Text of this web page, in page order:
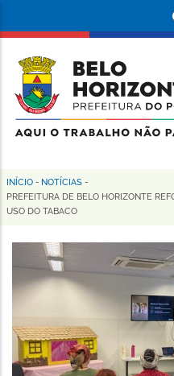
conteúdo
principal
da
Prefeitura
de
Horizonte
Trilha
de
navegação
INÍCIO - NOTÍCIAS -
PREFEITURA DE BELO HORIZONTE
USO DO TABACO